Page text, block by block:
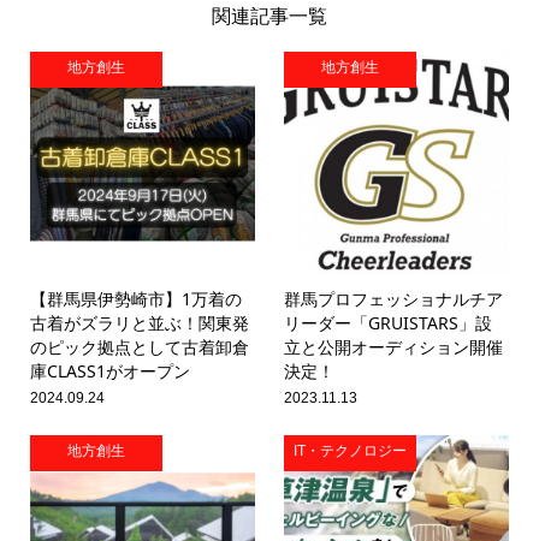
関連記事一覧
地方創生
【群馬県伊勢崎市】1万着の
古着がズラリと並ぶ！関東発
のピック拠点として古着卸倉
庫CLASS1がオープン
2024.09.24
地方創生
群馬プロフェッショナルチア
リーダー「GRUISTARS」設
立と公開オーディション開催
決定！
2023.11.13
地方創生 IT・テクノロジー